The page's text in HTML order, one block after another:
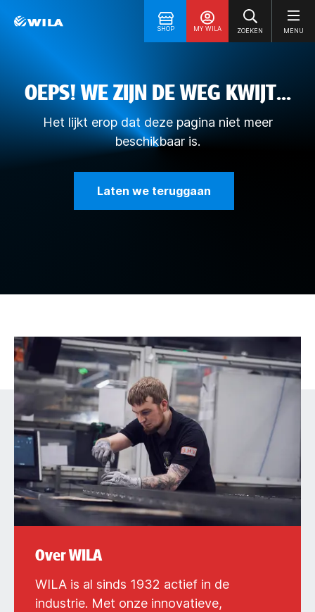
SHOP MY WILA ZOEKEN MENU
OEPS! WE ZIJN DE WEG KWIJT...
Het lijkt erop dat deze pagina niet meer
beschikbaar is.
Laten we teruggaan
Over WILA
WILA is al sinds 1932 actief in de
industrie. Met onze innovatieve,